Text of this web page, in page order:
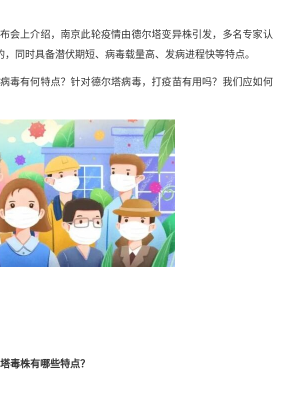
上介绍，南京此轮疫情由德尔塔变异株引发，多名专家认
同时具备潜伏期短、病毒载量高、发病进程快等特点。
有何特点？针对德尔塔病毒，打疫苗有用吗？我们应如何
毒株有哪些特点？